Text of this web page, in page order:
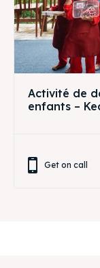
Activité de
enfants –
Get on call